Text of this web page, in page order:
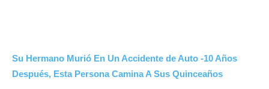
Su Hermano Murió En Un Accidente de Auto -10 Años
Después, Esta Persona Camina A Sus Quinceaños